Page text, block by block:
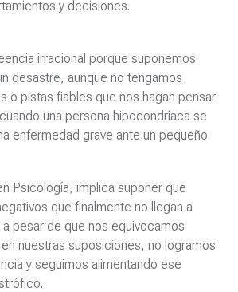
y decisiones.
irracional porque suponemos
desastre, aunque no tengamos
o pistas fiables que nos hagan pensar
una persona hipocondríaca se
enfermedad grave ante un pequeño
Psicología, implica suponer que
que finalmente no llegan a
pesar de que nos equivocamos
nuestras suposiciones, no logramos
y seguimos alimentando ese